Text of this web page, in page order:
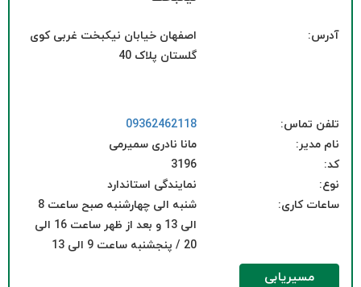
آدرس:
اصفهان خیابان نیکبخت غربی کوی
گلستان پلاک 40
تلفن تماس:
09362462118
نام مدیر:
مانا نادری سمیرمی
کد:
3196
نوع:
نمایندگی استاندارد
ساعات کاری:
شنبه الی چهارشنبه صبح ساعت 8
الی 13 و بعد از ظهر ساعت 16 الی
20 / پنجشنبه ساعت 9 الی 13
مسیریابی